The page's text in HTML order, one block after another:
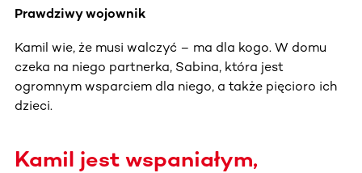
Prawdziwy wojownik
Kamil wie, że musi walczyć – ma dla kogo. W domu
czeka na niego partnerka, Sabina, która jest
ogromnym wsparciem dla niego, a także pięcioro ich
dzieci.
Kamil jest wspaniałym,